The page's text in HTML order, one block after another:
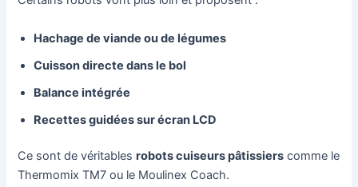
Hachage de viande ou de légumes
Cuisson directe dans le bol
Balance intégrée
Recettes guidées sur écran LCD
Ce sont de véritablesrobots cuiseurs pâtissiers comme le
Thermomix TM7 ou le Moulinex Coach.